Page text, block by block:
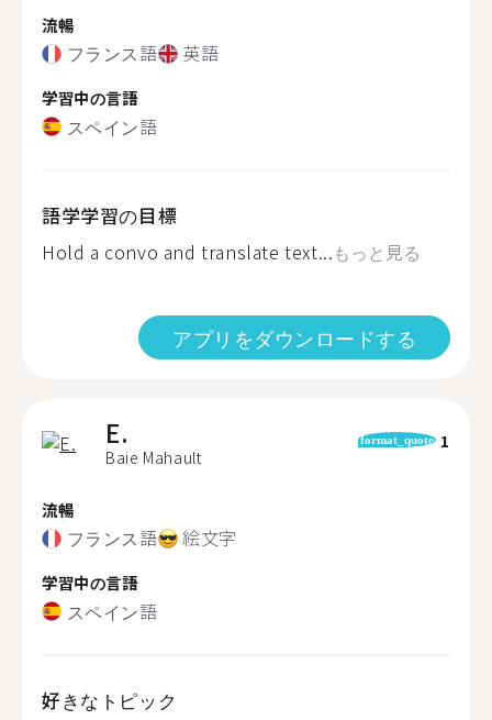
流暢
フランス語 英語
学習中の言語
スペイン語
語学学習の目標
Hold a convo and translate text...もっと見る
アプリをダウンロードする
E.
Baie Mahault
format_quote 1
流暢
フランス語 絵文字
学習中の言語
スペイン語
好きなトピック